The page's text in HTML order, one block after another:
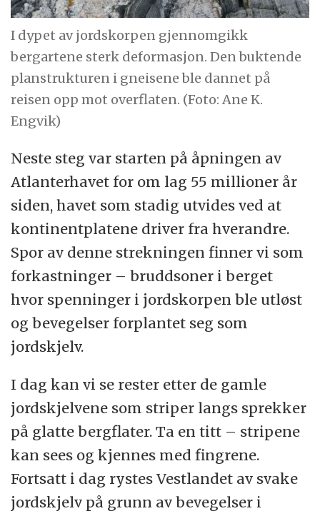
I dypet av jordskorpen gjennomgikk
bergartene sterk deformasjon. Den buktende
planstrukturen i gneisene ble dannet på
reisen opp mot overflaten. (Foto: Ane K.
Engvik)
Neste steg var starten på åpningen av
Atlanterhavet for om lag 55 millioner år
siden, havet som stadig utvides ved at
kontinentplatene driver fra hverandre.
Spor av denne strekningen finner vi som
forkastninger – bruddsoner i berget
hvor spenninger i jordskorpen ble utløst
og bevegelser forplantet seg som
jordskjelv.
I dag kan vi se rester etter de gamle
jordskjelvene som striper langs sprekker
på glatte bergflater. Ta en titt – stripene
kan sees og kjennes med fingrene.
Fortsatt i dag rystes Vestlandet av svake
jordskjelv på grunn av bevegelser i